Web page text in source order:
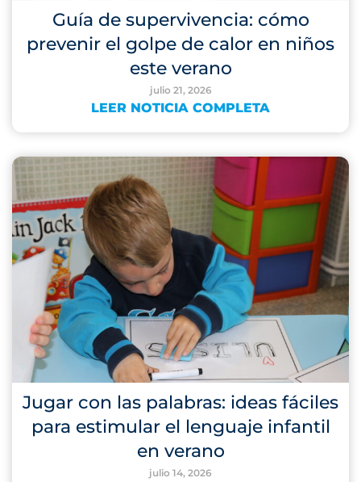
Guía de supervivencia: cómo
prevenir el golpe de calor en niños
este verano
julio 21, 2026
LEER NOTICIA COMPLETA
Jugar con las palabras: ideas fáciles
para estimular el lenguaje infantil
en verano
julio 14, 2026